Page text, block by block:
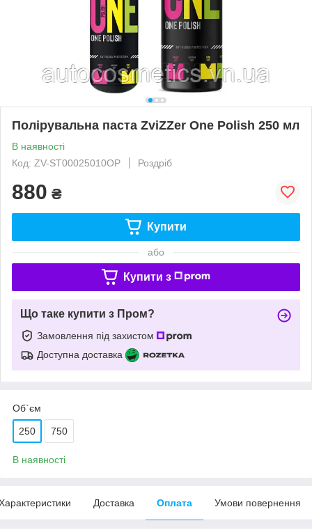
Полірувальна паста ZviZZer One Polish 250 мл
В наявності
Код: ZV-ST00025010OP
Роздріб
880 ₴
Купити
або
Купити з
Що таке купити з Пром?
Замовлення під захистом
Доступна доставка
Об`єм
250 750
В наявності
Доставка Оплата Умови повернення